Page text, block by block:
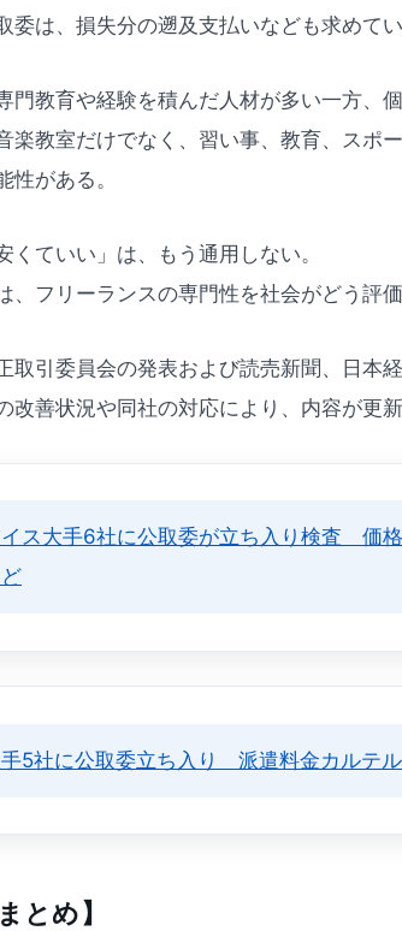
委は、損失分の遡及支払いなども求めてい
門教育や経験を積んだ人材が多い一方、
楽教室だけでなく、習い事、教育、スポ
性がある。
くていい」は、もう通用しない。
、フリーランスの専門性を社会がどう評
取引委員会の発表および読売新聞、日本
改善状況や同社の対応により、内容が更
イス大手6社に公取委が立ち入り検査 価
手5社に公取委立ち入り 派遣料金カルテ
とめ】